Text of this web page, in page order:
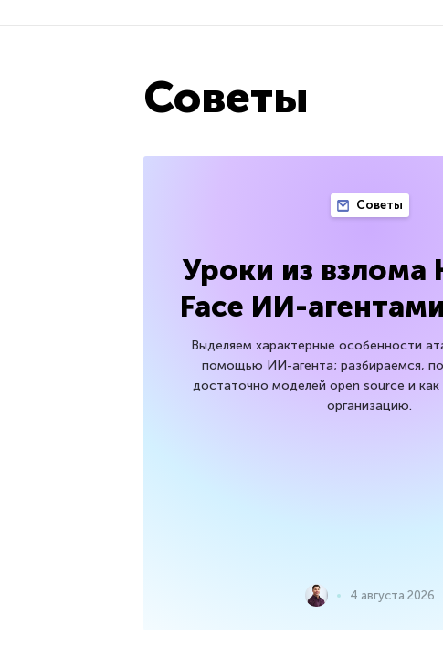
Советы
Советы
Уроки из взлома
Face ИИ-
Выделяем характерные особенности
помощью ИИ-агента; разбираемся,
достаточно моделей open source и
организацию.
4 августа 2026